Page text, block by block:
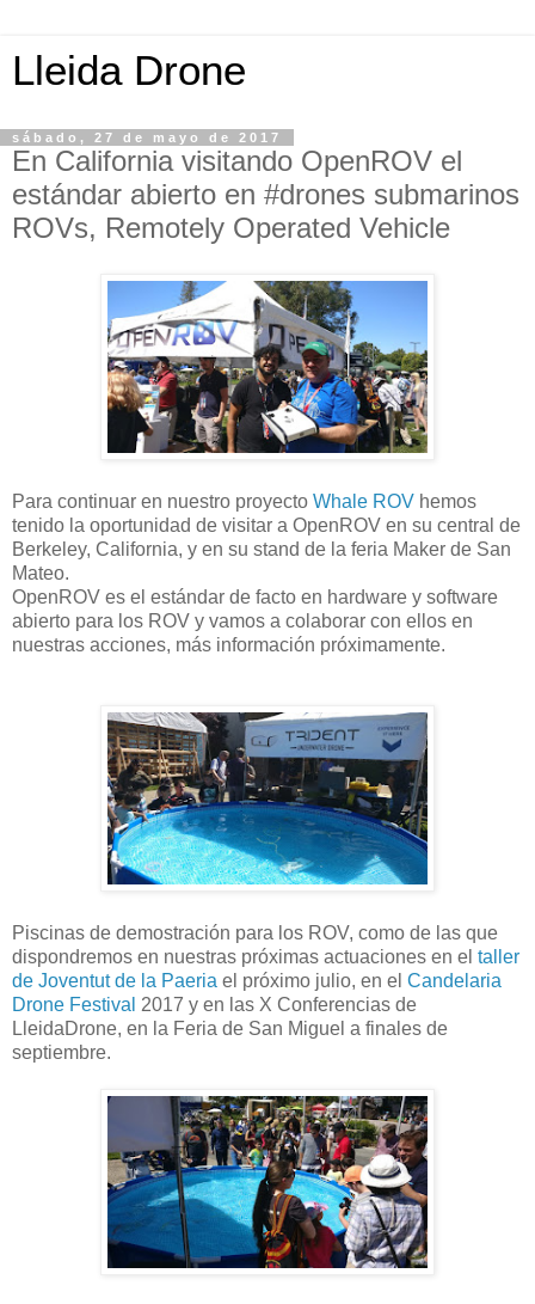
Lleida Drone
sábado, 27 de mayo de 2017
En California visitando OpenROV el
estándar abierto en #drones submarinos
ROVs, Remotely Operated Vehicle
Para continuar en nuestro proyecto Whale ROV hemos
tenido la oportunidad de visitar a OpenROV en su central de
Berkeley, California, y en su stand de la feria Maker de San
Mateo.
OpenROV es el estándar de facto en hardware y software
abierto para los ROV y vamos a colaborar con ellos en
nuestras acciones, más información próximamente.
Piscinas de demostración para los ROV, como de las que
dispondremos en nuestras próximas actuaciones en el taller
de Joventut de la Paeria el próximo julio, en el Candelaria
Drone Festival 2017 y en las X Conferencias de
LleidaDrone, en la Feria de San Miguel a finales de
septiembre.